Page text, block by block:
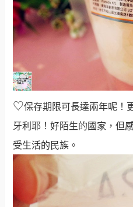
♡保存期限可長達兩年呢！
牙利耶！好陌生的國家，但
受生活的民族。